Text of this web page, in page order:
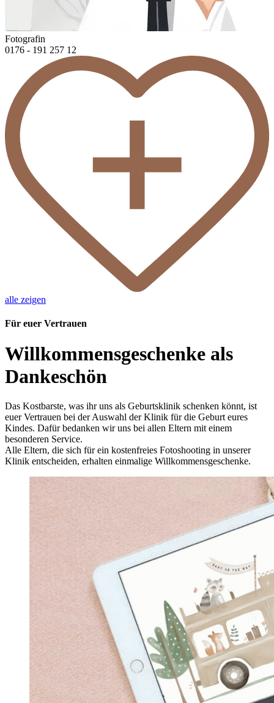
Fotografin
0176 - 191 257 12
alle zeigen
Für euer Vertrauen
Willkommensgeschenke als
Dankeschön
Das Kostbarste, was ihr uns als Geburtsklinik schenken könnt, ist
euer Vertrauen bei der Auswahl der Klinik für die Geburt eures
Kindes. Dafür bedanken wir uns bei allen Eltern mit einem
besonderen Service.
Alle Eltern, die sich für ein kostenfreies Fotoshooting in unserer
Klinik entscheiden, erhalten einmalige Willkommensgeschenke.